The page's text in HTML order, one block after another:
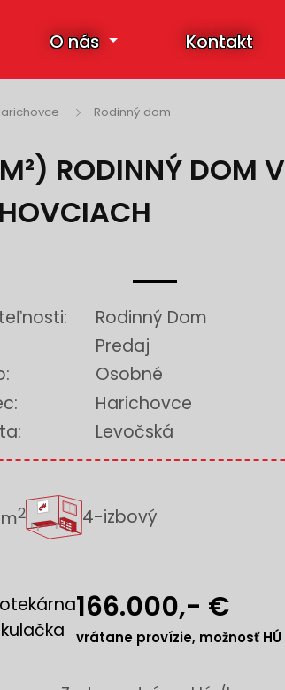
O nás Kontakt
Rodinný dom
RODINNÝ DOM V
Rodinný Dom
Predaj
Osobné
Harichovce
Levočská
2 4-izbový
166.000,- €
vrátane provízie, možnosť HÚ